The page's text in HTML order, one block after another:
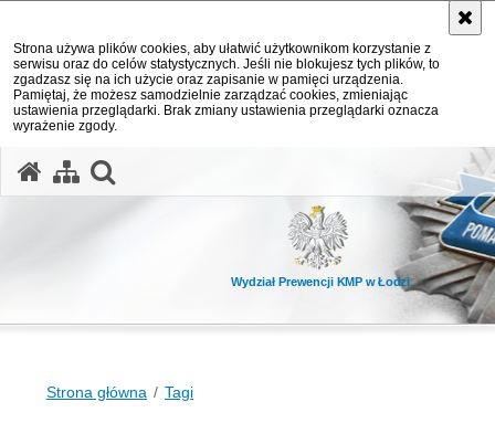
Strona używa plików cookies, aby ułatwić użytkownikom korzystanie z
serwisu oraz do celów statystycznych. Jeśli nie blokujesz tych plików, to
zgadzasz się na ich użycie oraz zapisanie w pamięci urządzenia.
Pamiętaj, że możesz samodzielnie zarządzać cookies, zmieniając
ustawienia przeglądarki. Brak zmiany ustawienia przeglądarki oznacza
wyrażenie zgody.
Wydział Prewencji KMP w Łodzi
Strona główna Tagi